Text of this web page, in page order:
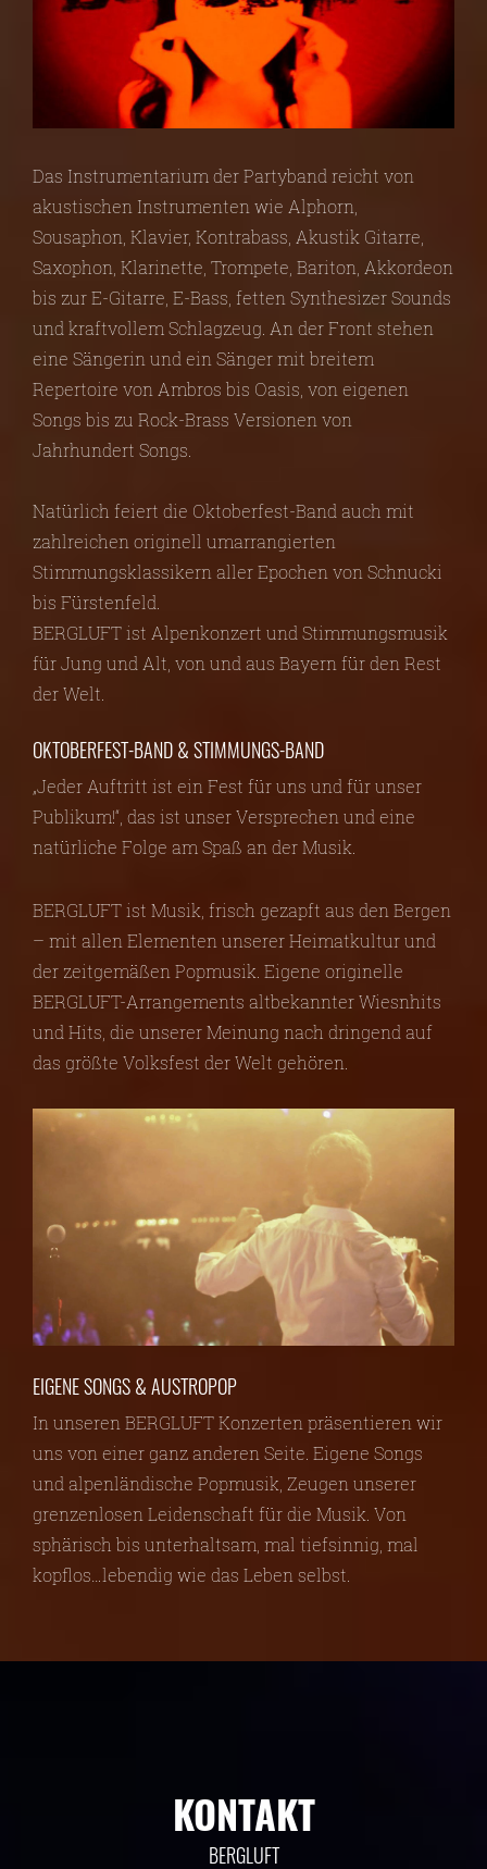
Das Instrumentarium der Partyband reicht von
akustischen Instrumenten wie Alphorn,
Sousaphon, Klavier, Kontrabass, Akustik Gitarre,
Saxophon, Klarinette, Trompete, Bariton, Akkordeon
bis zur E-Gitarre, E-Bass, fetten Synthesizer Sounds
und kraftvollem Schlagzeug. An der Front stehen
eine Sängerin und ein Sänger mit breitem
Repertoire von Ambros bis Oasis, von eigenen
Songs bis zu Rock-Brass Versionen von
Jahrhundert Songs.
Natürlich feiert die Oktoberfest-Band auch mit
zahlreichen originell umarrangierten
Stimmungsklassikern aller Epochen von Schnucki
bis Fürstenfeld.
BERGLUFT ist Alpenkonzert und Stimmungsmusik
für Jung und Alt, von und aus Bayern für den Rest
der Welt.
OKTOBERFEST-BAND & STIMMUNGS-BAND
„Jeder Auftritt ist ein Fest für uns und für unser
Publikum!“, das ist unser Versprechen und eine
natürliche Folge am Spaß an der Musik.
BERGLUFT ist Musik, frisch gezapft aus den Bergen
– mit allen Elementen unserer Heimatkultur und
der zeitgemäßen Popmusik. Eigene originelle
BERGLUFT-Arrangements altbekannter Wiesnhits
und Hits, die unserer Meinung nach dringend auf
das größte Volksfest der Welt gehören.
EIGENE SONGS & AUSTROPOP
In unseren BERGLUFT Konzerten präsentieren wir
uns von einer ganz anderen Seite. Eigene Songs
und alpenländische Popmusik, Zeugen unserer
grenzenlosen Leidenschaft für die Musik. Von
sphärisch bis unterhaltsam, mal tiefsinnig, mal
kopflos…lebendig wie das Leben selbst.
KONTAKT
BERGLUFT